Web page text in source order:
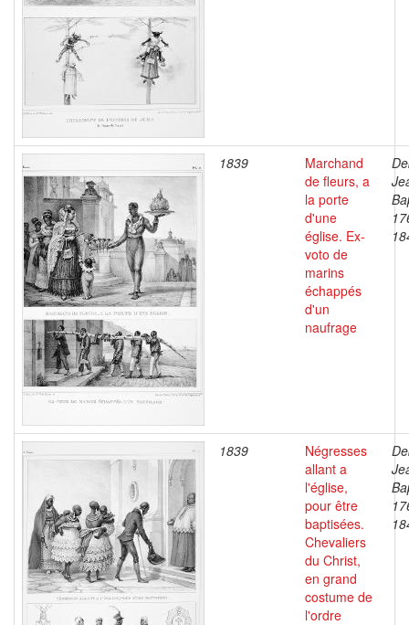
1839
Marchand
de fleurs, a
la porte
d'une
église. Ex-
voto de
marins
échappés
d'un
naufrage
1839
Négresses
allant a
l'église,
pour être
baptisées.
Chevaliers
du Christ,
en grand
costume de
l'ordre